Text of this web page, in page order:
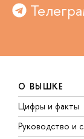
О ВЫШКЕ
Цифры и факты
Руководство и